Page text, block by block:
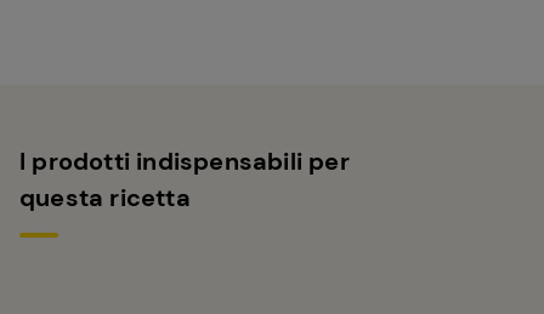
I prodotti indispensabili per
questa ricetta